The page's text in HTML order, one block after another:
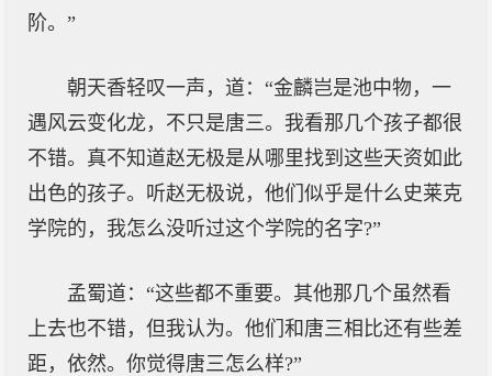
阶。”
朝天香轻叹一声，道：“金麟岂是池中物，一
遇风云变化龙，不只是唐三。我看那几个孩子都很
不错。真不知道赵无极是从哪里找到这些天资如此
出色的孩子。听赵无极说，他们似乎是什么史莱克
学院的，我怎么没听过这个学院的名字?”
孟蜀道：“这些都不重要。其他那几个虽然看
上去也不错，但我认为。他们和唐三相比还有些差
距，依然。你觉得唐三怎么样?”